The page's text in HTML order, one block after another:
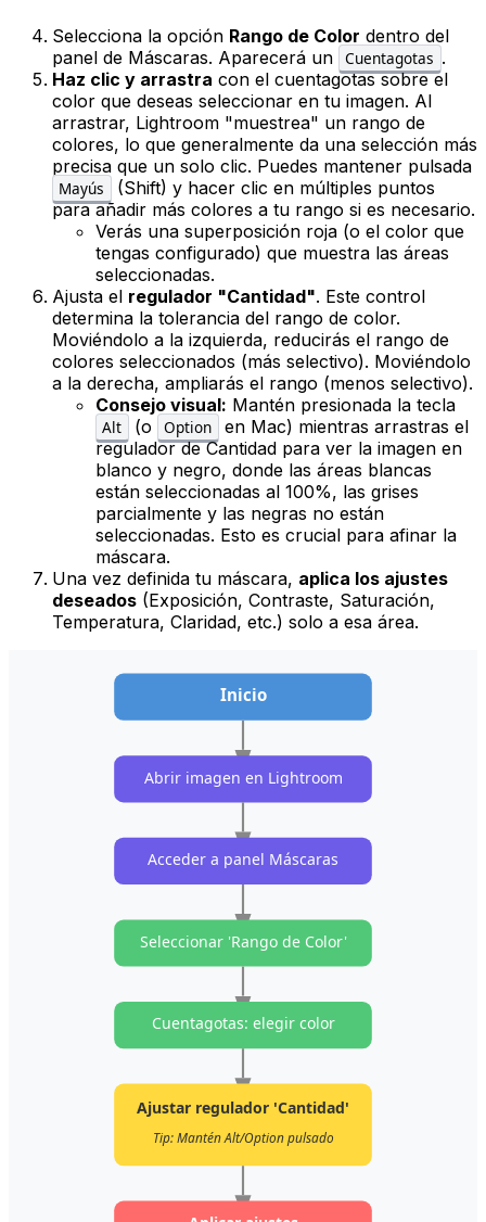
Selecciona la opción Rango de Color dentro del
panel de Máscaras. Aparecerá un
Cuentagotas .
Haz clic y arrastra con el cuentagotas sobre el
color que deseas seleccionar en tu imagen. Al
arrastrar, Lightroom "muestrea" un rango de
colores, lo que generalmente da una selección más
precisa que un solo clic. Puedes mantener pulsada
Mayús
(Shift) y hacer clic en múltiples puntos
para añadir más colores a tu rango si es necesario.
Verás una superposición roja (o el color que
tengas configurado) que muestra las áreas
seleccionadas.
Ajusta el regulador "Cantidad". Este control
determina la tolerancia del rango de color.
Moviéndolo a la izquierda, reducirás el rango de
colores seleccionados (más selectivo). Moviéndolo
a la derecha, ampliarás el rango (menos selectivo).
Consejo visual: Mantén presionada la tecla
Alt (o Option
en Mac) mientras arrastras el
regulador de Cantidad para ver la imagen en
blanco y negro, donde las áreas blancas
están seleccionadas al 100%, las grises
parcialmente y las negras no están
seleccionadas. Esto es crucial para afinar la
máscara.
Una vez definida tu máscara, aplica los ajustes
deseados (Exposición, Contraste, Saturación,
Temperatura, Claridad, etc.) solo a esa área.
Inicio
Abrir imagen en Lightroom
Acceder a panel Máscaras
Seleccionar 'Rango de Color'
Cuentagotas: elegir color
Ajustar regulador 'Cantidad'
Tip: Mantén Alt/Option pulsado